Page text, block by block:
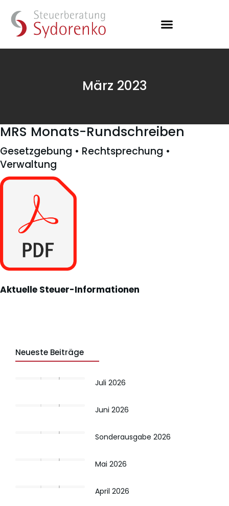
März 2023
MRS Monats-Rundschreiben
Gesetzgebung • Rechtsprechung •
Verwaltung
Aktuelle Steuer-Informationen
Neueste Beiträge
Juli 2026
Juni 2026
Sonderausgabe 2026
Mai 2026
April 2026